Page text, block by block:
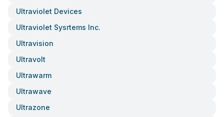
Ultraviolet Devices
Ultraviolet Sysrtems Inc.
Ultravision
Ultravolt
Ultrawarm
Ultrawave
Ultrazone